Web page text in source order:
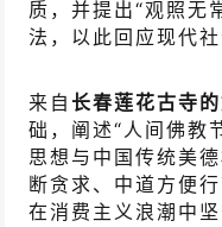
质，并提出“观照无
法，以此回应现代社
来自长春莲花古寺
础，阐述“人间佛教
思想与中国传统美
断贪求、中道方便
在消费主义浪潮中坚